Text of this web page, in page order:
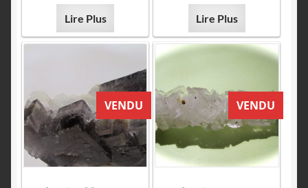
Lire Plus Lire Plus
VENDU VENDU